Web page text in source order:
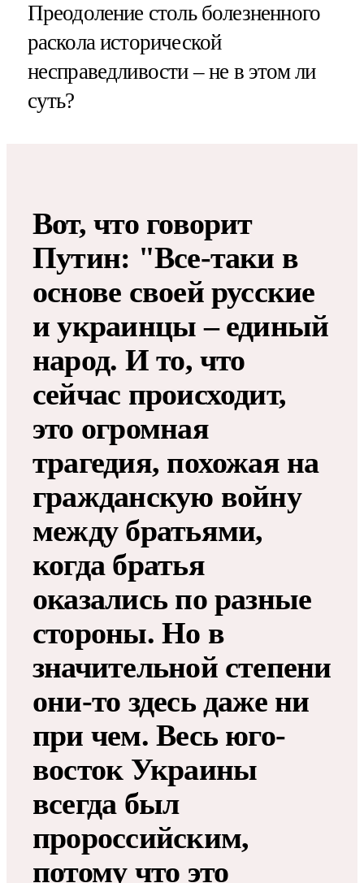
Преодоление столь болезненного
раскола исторической
несправедливости – не в этом ли
суть?
Вот, что говорит
Путин: "Все-таки в
основе своей русские
и украинцы – единый
народ. И то, что
сейчас происходит,
это огромная
трагедия, похожая на
гражданскую войну
между братьями,
когда братья
оказались по разные
стороны. Но в
значительной степени
они-то здесь даже ни
при чем. Весь юго-
восток Украины
всегда был
пророссийским,
потому что это